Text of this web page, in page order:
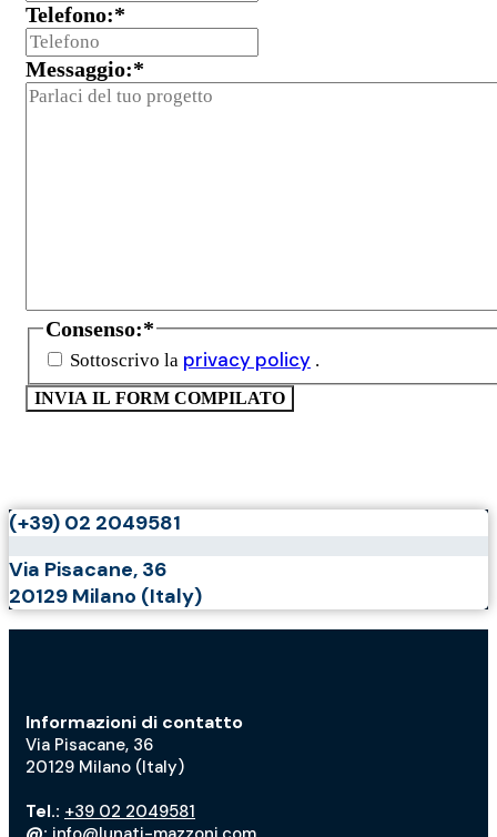
Telefono:*
Messaggio:*
Consenso:*
Sottoscrivo la privacy policy .
(+39) 02 2049581
Via Pisacane, 36
20129 Milano (Italy)
Informazioni di contatto
Via Pisacane, 36
20129 Milano (Italy)
Tel.: +39 02 2049581